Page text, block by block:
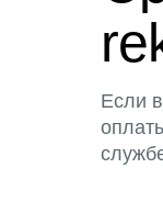
Если